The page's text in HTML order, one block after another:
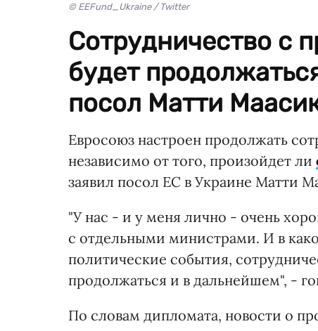
© EEFund_Ukraine / Twitter
Сотрудничество с
будет
посол Матти
Евросоюз настроен продолжать
независимо от того, произойдет ли
заявил посол ЕС в Украине Матти
"У нас - и у меня лично - очень
с отдельными министрами. И в
политические события,
продолжаться и в дальнейшем", -
По словам дипломата, новости о